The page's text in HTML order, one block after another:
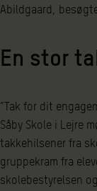
Abildgaard,
En stor
”Tak for dit
Såby Skole i Lejre
takkehilsener fra
gruppekram fra
skolebestyrelsen